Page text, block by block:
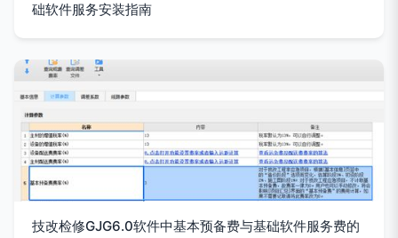
础软件服务安装指南
技改检修GJG6.0软件中基本预备费与基础软件服务费的